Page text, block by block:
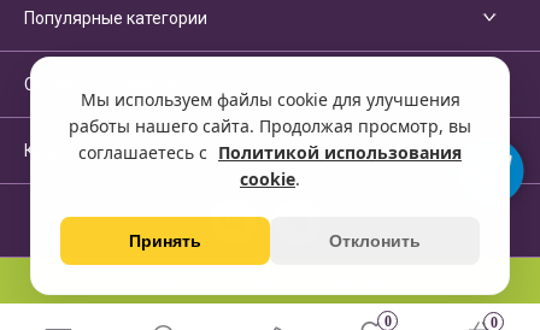
Мы используем файлы cookie для улучшения
работы нашего сайта. Продолжая просмотр, вы
соглашаетесь с Политикой использования
cookie.
Принять Отклонить
Популярные категории
Сервисы и помощь
Компания
0 0